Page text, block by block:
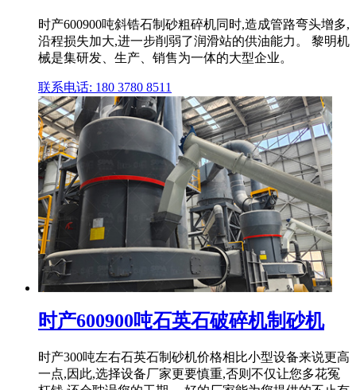
时产600900吨斜锆石制砂粗碎机同时,造成管路弯头增多,
沿程损失加大,进一步削弱了润滑站的供油能力。 黎明机
械是集研发、生产、销售为一体的大型企业。
联系电话: 180 3780 8511
时产600900吨石英石破碎机制砂机
时产300吨左右石英石制砂机价格相比小型设备来说更高
一点,因此,选择设备厂家更要慎重,否则不仅让您多花冤